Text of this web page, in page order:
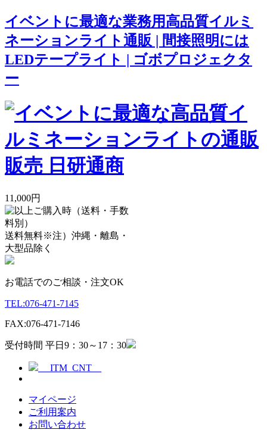
イベントに最適な業務用高品質イルミ
ネーションライト通販 | 間接照明には
LEDテープライト | ゴボプロジェクタ
ー
11,000円
送料無料※注）沖縄・離島・
大型品除く
お電話でのご相談・注文OK
TEL:076-471-7145
FAX:076-471-7146
受付時間 平日9：30～17：30
__ITM_CNT__
マイページ
ご利用案内
お問い合わせ